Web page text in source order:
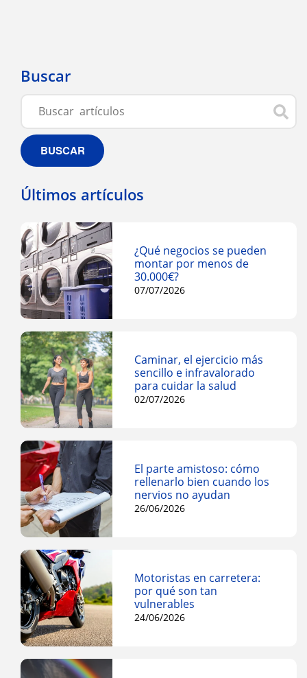
Buscar
BUSCAR
Últimos artículos
¿Qué negocios se pueden
montar por menos de
30.000€?
07/07/2026
Caminar, el ejercicio más
sencillo e infravalorado
para cuidar la salud
02/07/2026
El parte amistoso: cómo
rellenarlo bien cuando los
nervios no ayudan
26/06/2026
Motoristas en carretera:
por qué son tan
vulnerables
24/06/2026